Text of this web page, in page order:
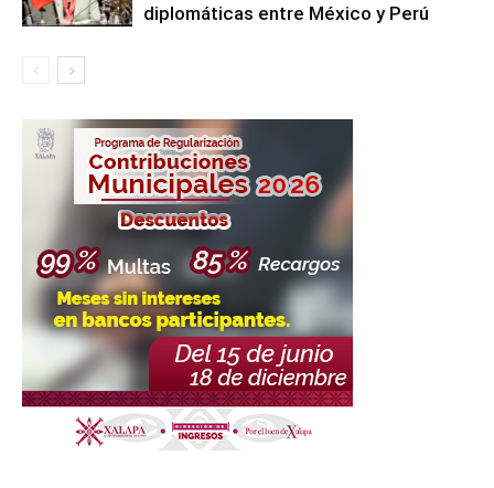
diplomáticas entre México y Perú